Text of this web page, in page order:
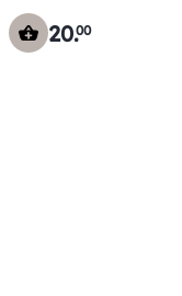
20.00